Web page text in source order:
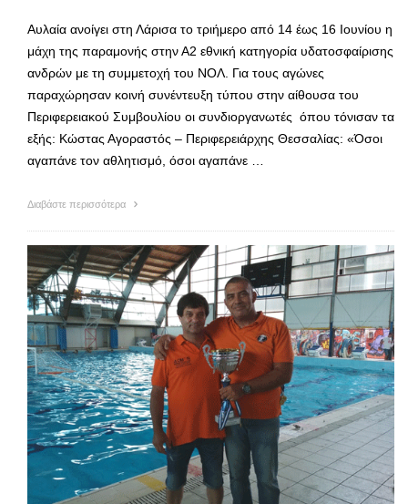
Αυλαία ανοίγει στη Λάρισα το τριήμερο από 14 έως 16 Ιουνίου η
μάχη της παραμονής στην Α2 εθνική κατηγορία υδατοσφαίρισης
ανδρών με τη συμμετοχή του ΝΟΛ. Για τους αγώνες
παραχώρησαν κοινή συνέντευξη τύπου στην αίθουσα του
Περιφερειακού Συμβουλίου οι συνδιοργανωτές όπου τόνισαν τα
εξής: Κώστας Αγοραστός – Περιφερειάρχης Θεσσαλίας: «Όσοι
αγαπάνε τον αθλητισμό, όσοι αγαπάνε …
Διαβάστε περισσότερα